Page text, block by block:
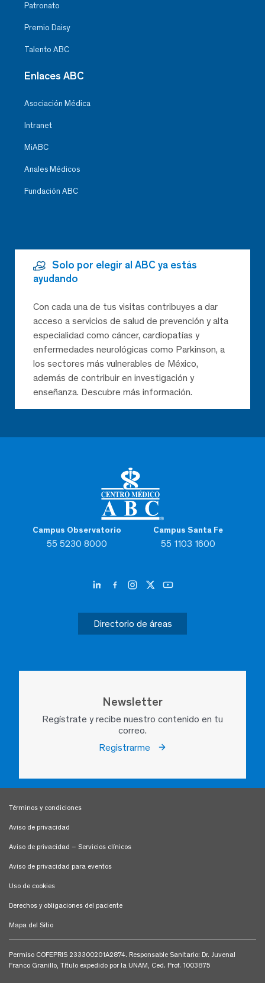
Campus Observatorio
55 5230 8000
Campus Santa Fe
55 1103 1600
Directorio de áreas
Newsletter
Regístrate y recibe nuestro contenido en tu
correo.
Registrarme
Patronato
Premio Daisy
Talento ABC
Enlaces ABC
Asociación Médica
Intranet
MiABC
Anales Médicos
Fundación ABC
Solo por elegir al ABC ya estás
ayudando
Con cada una de tus visitas contribuyes a dar
acceso a servicios de salud de prevención y alta
especialidad como cáncer, cardiopatías y
enfermedades neurológicas como Parkinson, a
los sectores más vulnerables de México,
además de contribuir en investigación y
enseñanza. Descubre más información.
Términos y condiciones
Aviso de privacidad
Aviso de privacidad – Servicios clínicos
Aviso de privacidad para eventos
Uso de cookies
Derechos y obligaciones del paciente
Mapa del Sitio
Permiso COFEPRIS 233300201A2874. Responsable Sanitario: Dr. Juvenal
Franco Granillo, Título expedido por la UNAM, Ced. Prof. 1003875